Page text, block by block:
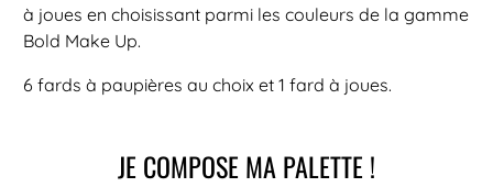
à joues en choisissant parmi les couleurs de la gamme
Bold Make Up.
6 fards à paupières au choix et 1 fard à joues.
JE COMPOSE MA PALETTE !